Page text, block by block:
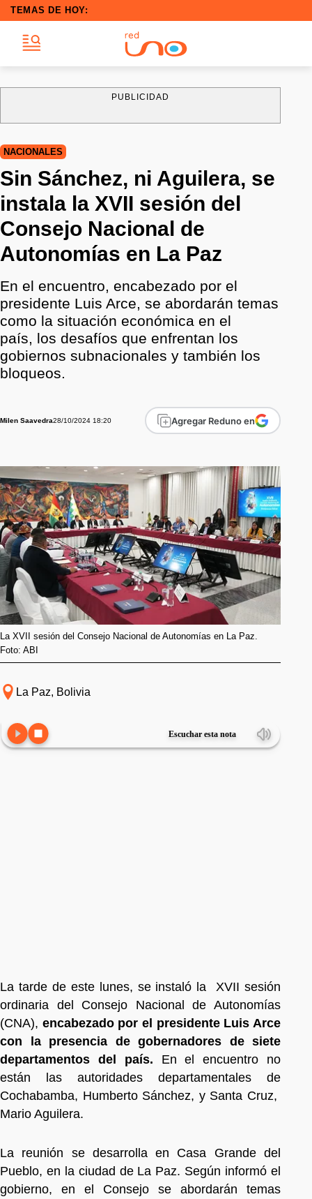
TEMAS DE HOY:
PUBLICIDAD
NACIONALES
Sin Sánchez, ni Aguilera, se
instala la XVII sesión del
Consejo Nacional de
Autonomías en La Paz
En el encuentro, encabezado por el
presidente Luis Arce, se abordarán temas
como la situación económica en el
país, los desafíos que enfrentan los
gobiernos subnacionales y también los
bloqueos.
Milen Saavedra28/10/2024 18:20 Agregar Reduno en
La XVII sesión del Consejo Nacional de Autonomías en La Paz.
Foto: ABI
La Paz, Bolivia
Escuchar esta nota
La tarde de este lunes, se instaló la XVII sesión
ordinaria del Consejo Nacional de Autonomías
(CNA), encabezado por el presidente Luis Arce
con la presencia de gobernadores de siete
departamentos del país. En el encuentro no
están las autoridades departamentales de
Cochabamba, Humberto Sánchez, y Santa Cruz,
Mario Aguilera.
La reunión se desarrolla en Casa Grande del
Pueblo, en la ciudad de La Paz. Según informó el
gobierno, en el Consejo se abordarán temas